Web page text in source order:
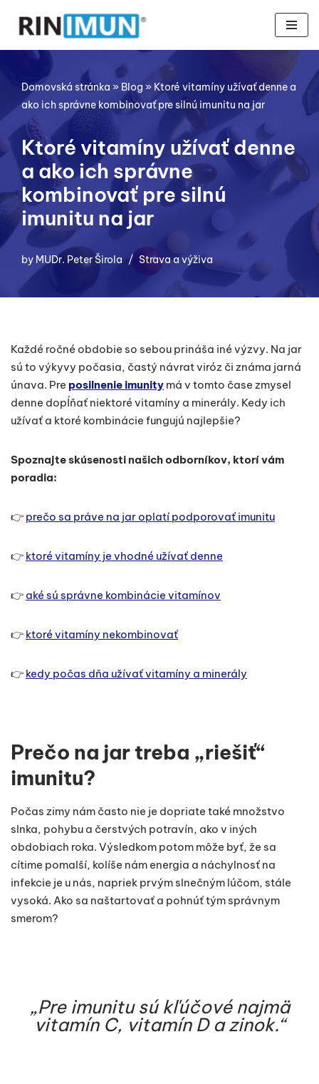
Preskočiť
obsah
Domovská stránka » Blog » Ktoré vitamíny užívať denne a
ako ich správne kombinovať pre silnú imunitu na jar
Ktoré vitamíny užívať denne
a ako ich správne
kombinovať pre silnú
imunitu na jar
by MUDr. Peter Širola Strava a výživa
Každé ročné obdobie so sebou prináša iné výzvy. Na jar
sú to výkyvy počasia, častý návrat viróz či známa jarná
únava. Pre posilnenie imunity má v tomto čase zmysel
denne dopĺňať niektoré vitamíny a minerály. Kedy ich
užívať a ktoré kombinácie fungujú najlepšie?
Spoznajte skúsenosti našich odborníkov, ktorí vám
poradia:
👉 prečo sa práve na jar oplatí podporovať imunitu
👉 ktoré vitamíny je vhodné užívať denne
👉 aké sú správne kombinácie vitamínov
👉 ktoré vitamíny nekombinovať
👉 kedy počas dňa užívať vitamíny a minerály
Prečo na jar treba „riešiť“
imunitu?
Počas zimy nám často nie je dopriate také množstvo
slnka, pohybu a čerstvých potravín, ako v iných
obdobiach roka. Výsledkom potom môže byť, že sa
cítime pomalší, kolíše nám energia a náchylnosť na
infekcie je u nás, napriek prvým slnečným lúčom, stále
vysoká. Ako sa naštartovať a pohnúť tým správnym
smerom?
„Pre imunitu sú kľúčové najmä
vitamín C, vitamín D a zinok.“